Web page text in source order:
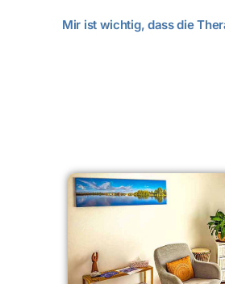
Mir ist wichtig, dass die